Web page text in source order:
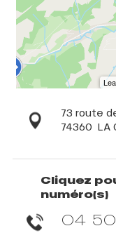
73 route
74360 LA
Cliquez
numéro(s)
04